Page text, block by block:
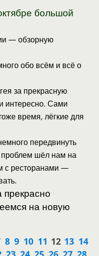
большой
— обзорную
обо всём и всё о
за прекрасную
интересно. Сами
время, лёгкие для
передвинуть
проблем шёл нам на
с ресторанами —
на новую
8 9 10 11 12 13 14